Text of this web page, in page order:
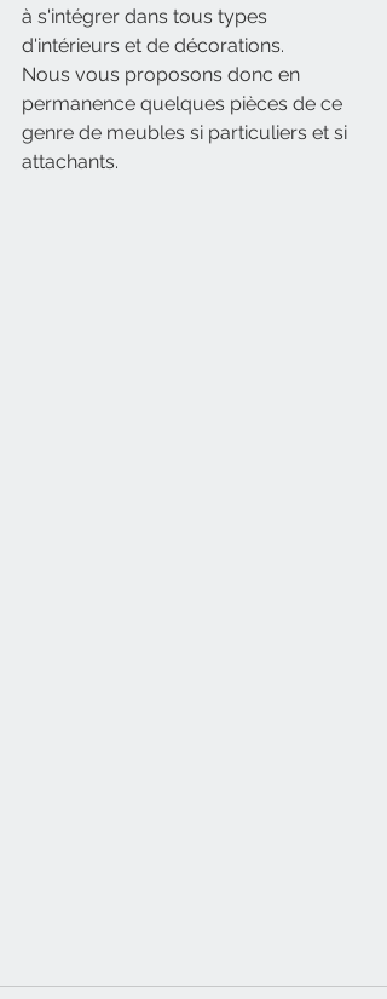
à s'intégrer dans tous types
d'intérieurs et de décorations.
Nous vous proposons donc en
permanence quelques pièces de ce
genre de meubles si particuliers et si
attachants.